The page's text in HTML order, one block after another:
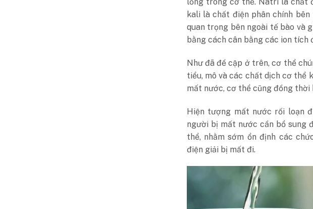
kali là chất điện phân chính
quan trọng bên ngoài tế bào và
bằng cách cân bằng các ion
Như đã đề cập ở trên, cơ thể
tiểu, mô và các chất dịch cơ thể
mất nước, cơ thể cũng đồng
Hiện tượng mất nước rối loạn
người bị mất nước cần bổ sung
thể, nhằm sớm ổn định các
điện giải bị mất đi.